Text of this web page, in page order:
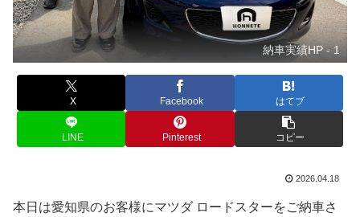
納車実績HP - 1
X Facebook はてブ
LINE Pinterest コピー
2026.04.18
本日は愛知県のお客様にマツダ ロードスターをご納車さ